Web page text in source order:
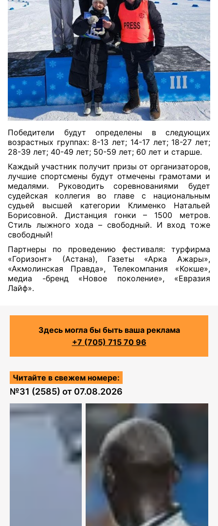
Победители будут определены в следующих
возрастных группах: 8-13 лет; 14-17 лет; 18-27 лет;
28-39 лет; 40-49 лет; 50-59 лет; 60 лет и старше.
Каждый участник получит призы от организаторов,
лучшие спортсмены будут отмечены грамотами и
медалями. Руководить соревнованиями будет
судейская коллегия во главе с национальным
судьей высшей категории Клименко Натальей
Борисовной. Дистанция гонки – 1500 метров.
Стиль лыжного хода – свободный. И вход тоже
свободный!
Партнеры по проведению фестиваля: турфирма
«Горизонт» (Астана), Газеты «Арка Ажары»,
«Акмолинская Правда», Телекомпания «Кокше»,
медиа -бренд «Новое поколение», «Евразия
Лайф».
Здесь могла бы быть ваша реклама
+7 (705) 715 70 96
Читайте в свежем номере:
№31 (2585) от 07.08.2026